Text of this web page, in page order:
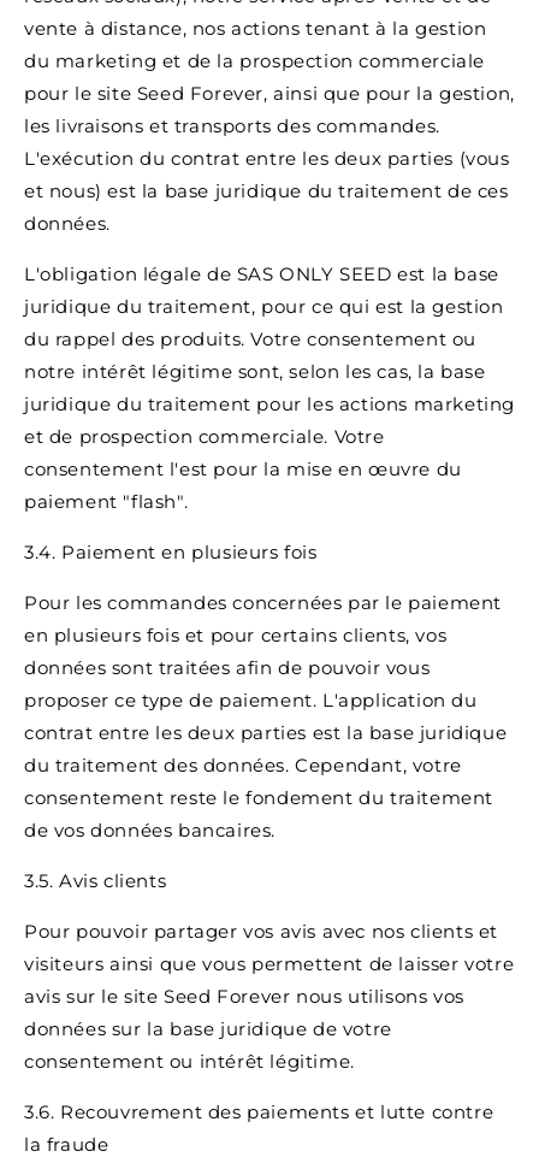
vente à distance, nos actions tenant à la gestion
du marketing et de la prospection commerciale
pour le site Seed Forever, ainsi que pour la gestion,
les livraisons et transports des commandes.
L'exécution du contrat entre les deux parties (vous
et nous) est la base juridique du traitement de ces
données.
L'obligation légale de SAS ONLY SEED est la base
juridique du traitement, pour ce qui est la gestion
du rappel des produits. Votre consentement ou
notre intérêt légitime sont, selon les cas, la base
juridique du traitement pour les actions marketing
et de prospection commerciale. Votre
consentement l'est pour la mise en œuvre du
paiement "flash".
3.4. Paiement en plusieurs fois
Pour les commandes concernées par le paiement
en plusieurs fois et pour certains clients, vos
données sont traitées afin de pouvoir vous
proposer ce type de paiement. L'application du
contrat entre les deux parties est la base juridique
du traitement des données. Cependant, votre
consentement reste le fondement du traitement
de vos données bancaires.
3.5. Avis clients
Pour pouvoir partager vos avis avec nos clients et
visiteurs ainsi que vous permettent de laisser votre
avis sur le site Seed Forever nous utilisons vos
données sur la base juridique de votre
consentement ou intérêt légitime.
3.6. Recouvrement des paiements et lutte contre
la fraude